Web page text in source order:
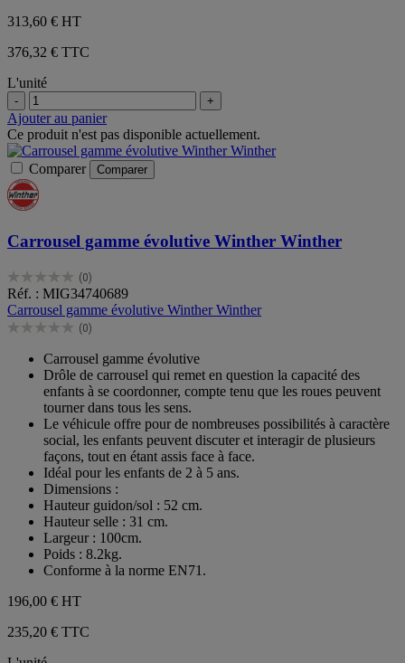
313,60 € HT
376,32 € TTC
L'unité
- +
Ajouter au panier
Ce produit n'est pas disponible actuellement.
Comparer Comparer
Carrousel gamme évolutive Winther Winther
(0)
0.0
sur
5
étoiles.
Réf. : MIG34740689
Carrousel gamme évolutive Winther Winther
(0)
0.0
étoiles.
Carrousel gamme évolutive
Drôle de carrousel qui remet en question la capacité des
enfants à se coordonner, compte tenu que les roues peuvent
tourner dans tous les sens.
Le véhicule offre pour de nombreuses possibilités à caractère
social, les enfants peuvent discuter et interagir de plusieurs
façons, tout en étant assis face à face.
Idéal pour les enfants de 2 à 5 ans.
Dimensions :
Hauteur guidon/sol : 52 cm.
Hauteur selle : 31 cm.
Largeur : 100cm.
Poids : 8.2kg.
Conforme à la norme EN71.
196,00 € HT
235,20 € TTC